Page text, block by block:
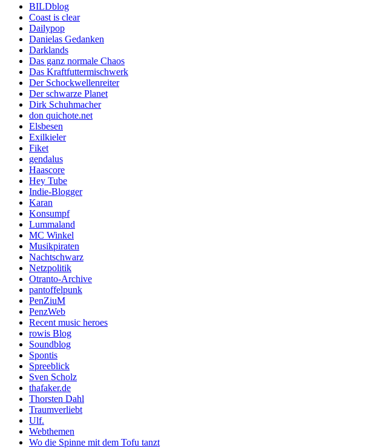
BILDblog
Coast is clear
Dailypop
Danielas Gedanken
Darklands
Das ganz normale Chaos
Das Kraftfuttermischwerk
Der Schockwellenreiter
Der schwarze Planet
Dirk Schuhmacher
don quichote.net
Elsbesen
Exilkieler
Fiket
gendalus
Haascore
Hey Tube
Indie-Blogger
Karan
Konsumpf
Lummaland
MC Winkel
Musikpiraten
Nachtschwarz
Netzpolitik
Otranto-Archive
pantoffelpunk
PenZiuM
PenzWeb
Recent music heroes
rowis Blog
Soundblog
Spontis
Spreeblick
Sven Scholz
thafaker.de
Thorsten Dahl
Traumverliebt
Ulf.
Webthemen
Wo die Spinne mit dem Tofu tanzt